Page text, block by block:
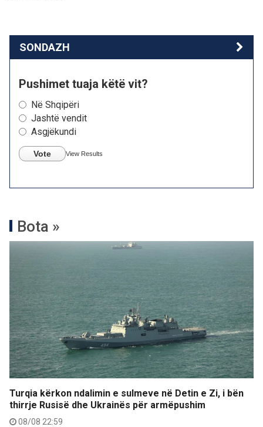
SONDAZH
Pushimet tuaja këtë vit?
Në Shqipëri
Jashtë vendit
Asgjëkundi
Vote View Results
Bota »
Turqia kërkon ndalimin e sulmeve në Detin e Zi, i bën
thirrje Rusisë dhe Ukrainës për armëpushim
08/08 22:59